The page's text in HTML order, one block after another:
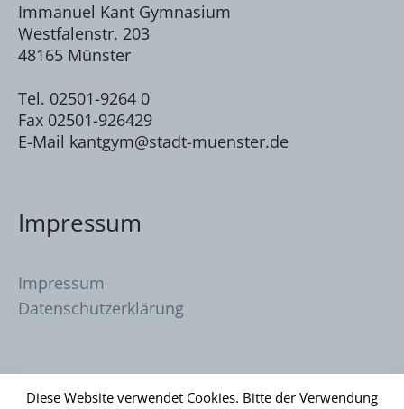
Immanuel Kant Gymnasium
Westfalenstr. 203
48165 Münster
Tel. 02501-9264 0
Fax 02501-926429
E-Mail kantgym@stadt-muenster.de
Impressum
Impressum
Datenschutzerklärung
Diese Website verwendet Cookies. Bitte der Verwendung